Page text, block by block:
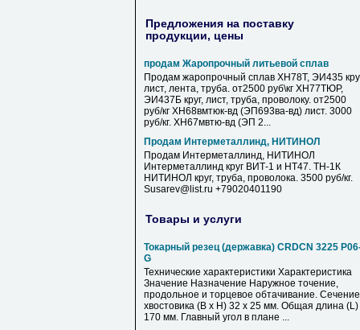
Предложения на поставку
продукции, цены
продам Жаропрочный литьевой сплав
Продам жаропрочный сплав ХН78Т, ЭИ435
лист, лента, труба. от2500 руб\кг ХН77ТЮР,
ЭИ437Б круг, лист, труба, проволоку. от2500
руб/кг ХН68вмтюк-вд (ЭП693ва-вд) лист. 3000
руб/кг. ХН67мвтю-вд (ЭП 2...
Продам Интерметаллинд, НИТИНОЛ
Продам Интерметаллинд, НИТИНОЛ
Интерметаллинд круг ВИТ-1 и НТ47. ТН-1К
НИТИНОЛ круг, труба, проволока. 3500 руб/кг.
Susarev@list.ru +79020401190
Товары и услуги
Токарный резец (державка) CRDCN 3225
G
Технические характеристики Характеристика
Значение Назначение Наружное точение,
продольное и торцевое обтачивание. Сечение
хвостовика (В х Н) 32 х 25 мм. Общая длина (L)
170 мм. Главный угол в плане ...